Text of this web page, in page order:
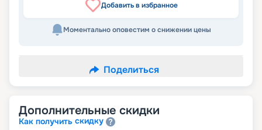
Добавить в избранное
Моментально оповестим о снижении цены
Поделиться
Дополнительные скидки
Как получить скидку